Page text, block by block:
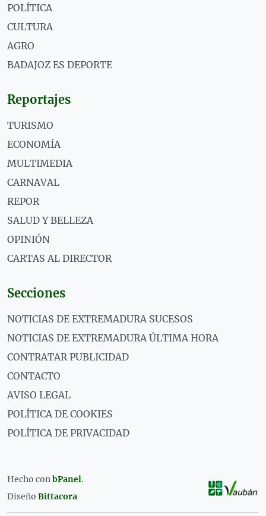
POLÍTICA
CULTURA
AGRO
BADAJOZ ES DEPORTE
Reportajes
TURISMO
ECONOMÍA
MULTIMEDIA
CARNAVAL
REPOR
SALUD Y BELLEZA
OPINIÓN
CARTAS AL DIRECTOR
Secciones
NOTICIAS DE EXTREMADURA SUCESOS
NOTICIAS DE EXTREMADURA ÚLTIMA HORA
CONTRATAR PUBLICIDAD
CONTACTO
AVISO LEGAL
POLÍTICA DE COOKIES
POLÍTICA DE PRIVACIDAD
Hecho con bPanel.
Diseño Bittacora